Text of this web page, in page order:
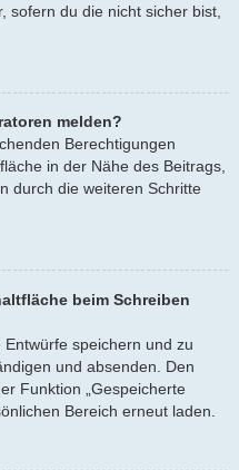
sofern du die nicht sicher bist,
melden?
Berechtigungen
in der Nähe des Beitrags,
durch die weiteren Schritte
beim Schreiben
speichern und zu
und absenden. Den
Funktion „Gespeicherte
Bereich erneut laden.